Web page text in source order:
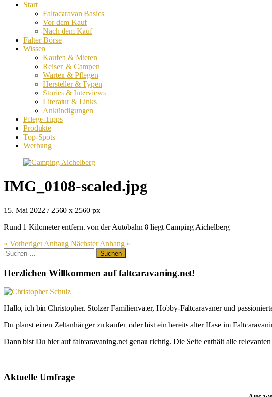
Start
Faltacaravan Basics
Vor dem Kauf
Nach dem Kauf
Falter-Börse
Wissen
Kaufen & Mieten
Reisen & Campen
Warten & Pflegen
Hersteller & Typen
Stories & Interviews
Literatur & Links
Ankündigungen
Pflege-Tipps
Produkte
Top-Spots
Werbung
IMG_0108-scaled.jpg
15. Mai 2022 / 2560 x 2560 px
Rund 1 Kilometer entfernt von der Autobahn 8 liegt Camping Aichelberg
« VorherigerAnhang NächsterAnhang »
Suchen
nach:
Herzlichen Willkommen auf faltcaravaning.net!
Hallo, ich bin Christopher. Stolzer Familienvater, Hobby-Faltcaravaner und
Du planst einen Zeltanhänger zu kaufen oder bist ein bereits alter Hase im
Dann bist Du hier auf faltcaravaning.net genau richtig. Die Seite enthält alle
Aktuelle Umfrage